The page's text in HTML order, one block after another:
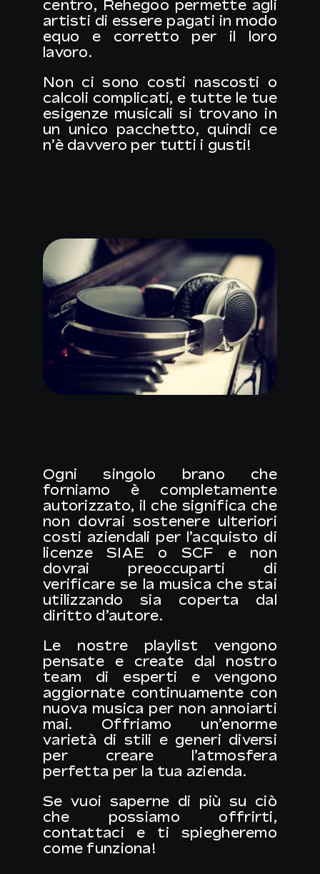
centro, Rehegoo permette agli
artisti di essere pagati in modo
equo e corretto per il loro
lavoro.
Non ci sono costi nascosti o
calcoli complicati, e tutte le tue
esigenze musicali si trovano in
un unico pacchetto, quindi ce
n’è davvero per tutti i gusti!
Ogni singolo brano che
forniamo è completamente
autorizzato, il che significa che
non dovrai sostenere ulteriori
costi aziendali per l’acquisto di
licenze SIAE o SCF e non
dovrai preoccuparti di
verificare se la musica che stai
utilizzando sia coperta dal
diritto d’autore.
Le nostre playlist vengono
pensate e create dal nostro
team di esperti e vengono
aggiornate continuamente con
nuova musica per non annoiarti
mai. Offriamo un’enorme
varietà di stili e generi diversi
per creare l’atmosfera
perfetta per la tua azienda.
Se vuoi saperne di più su ciò
che possiamo offrirti,
contattaci e ti spiegheremo
come funziona!